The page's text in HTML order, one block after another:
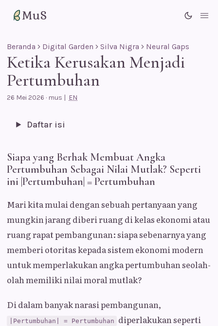
MuS
Beranda Digital Garden Silva Nigra Neural Gaps
Ketika Kerusakan Menjadi
Pertumbuhan
26 Mei 2026 · mus | EN
Daftar isi
Siapa yang Berhak Membuat Angka
Pertumbuhan Sebagai Nilai Mutlak? Seperti
ini |Pertumbuhan| = Pertumbuhan
Mari kita mulai dengan sebuah pertanyaan yang
mungkin jarang diberi ruang di kelas ekonomi atau
ruang rapat pembangunan: siapa sebenarnya yang
memberi otoritas kepada sistem ekonomi modern
untuk memperlakukan angka pertumbuhan seolah-
olah memiliki nilai moral mutlak?
Di dalam banyak narasi pembangunan,
|Pertumbuhan| = Pertumbuhan
diperlakukan seperti